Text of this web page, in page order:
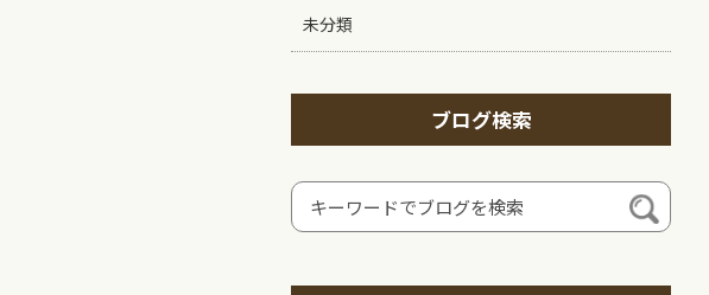
未分類
ブログ検索